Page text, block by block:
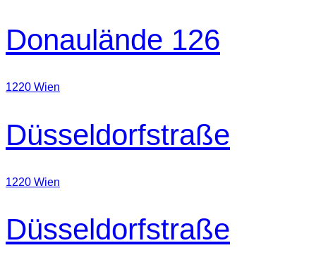
Donaulände 126
1220 Wien
Düsseldorfstraße
1220 Wien
Düsseldorfstraße